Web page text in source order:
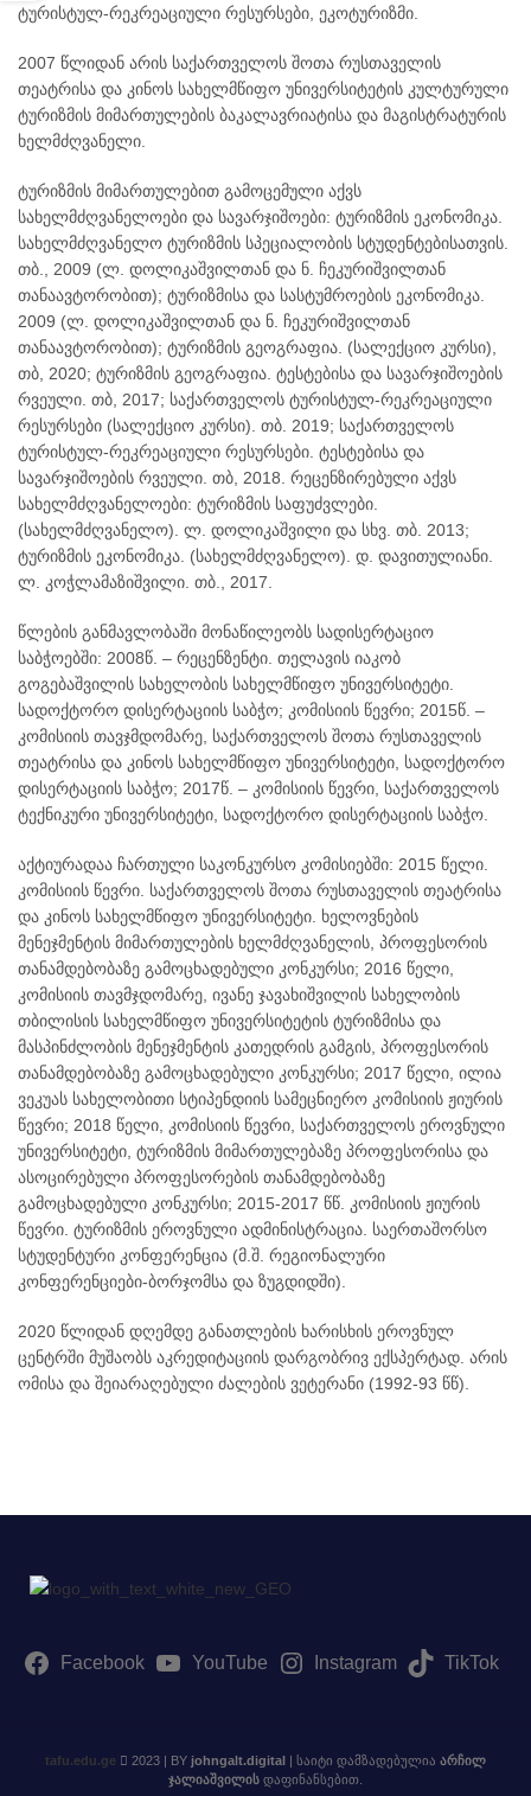
ტურისტულ-რეკრეაციული რესურსები, ეკოტურიზმი.
2007 წლიდან არის საქართველოს შოთა რუსთაველის
თეატრისა და კინოს სახელმწიფო უნივერსიტეტის კულტურული
ტურიზმის მიმართულების ბაკალავრიატისა და მაგისტრატურის
ხელმძღვანელი.
ტურიზმის მიმართულებით გამოცემული აქვს
სახელმძღვანელოები და სავარჯიშოები: ტურიზმის ეკონომიკა.
სახელმძღვანელო ტურიზმის სპეციალობის სტუდენტებისათვის.
თბ., 2009 (ლ. დოლიკაშვილთან და ნ. ჩეკურიშვილთან
თანაავტორობით); ტურიზმისა და სასტუმროების ეკონომიკა.
2009 (ლ. დოლიკაშვილთან და ნ. ჩეკურიშვილთან
თანაავტორობით); ტურიზმის გეოგრაფია. (სალექციო კურსი),
თბ, 2020; ტურიზმის გეოგრაფია. ტესტებისა და სავარჯიშოების
რვეული. თბ, 2017; საქართველოს ტურისტულ-რეკრეაციული
რესურსები (სალექციო კურსი). თბ. 2019; საქართველოს
ტურისტულ-რეკრეაციული რესურსები. ტესტებისა და
სავარჯიშოების რვეული. თბ, 2018. რეცენზირებული აქვს
სახელმძღვანელოები: ტურიზმის საფუძვლები.
(სახელმძღვანელო). ლ. დოლიკაშვილი და სხვ. თბ. 2013;
ტურიზმის ეკონომიკა. (სახელმძღვანელო). დ. დავითულიანი.
ლ. კოჭლამაზიშვილი. თბ., 2017.
წლების განმავლობაში მონაწილეობს სადისერტაციო
საბჭოებში: 2008წ. – რეცენზენტი. თელავის იაკობ
გოგებაშვილის სახელობის სახელმწიფო უნივერსიტეტი.
სადოქტორო დისერტაციის საბჭო; კომისიის წევრი; 2015წ. –
კომისიის თავჯმდომარე, საქართველოს შოთა რუსთაველის
თეატრისა და კინოს სახელმწიფო უნივერსიტეტი, სადოქტორო
დისერტაციის საბჭო; 2017წ. – კომისიის წევრი, საქართველოს
ტექნიკური უნივერსიტეტი, სადოქტორო დისერტაციის საბჭო.
აქტიურადაა ჩართული საკონკურსო კომისიებში: 2015 წელი.
კომისიის წევრი. საქართველოს შოთა რუსთაველის თეატრისა
და კინოს სახელმწიფო უნივერსიტეტი. ხელოვნების
მენეჯმენტის მიმართულების ხელმძღვანელის, პროფესორის
თანამდებობაზე გამოცხადებული კონკურსი; 2016 წელი,
კომისიის თავმჯდომარე, ივანე ჯავახიშვილის სახელობის
თბილისის სახელმწიფო უნივერსიტეტის ტურიზმისა და
მასპინძლობის მენეჯმენტის კათედრის გამგის, პროფესორის
თანამდებობაზე გამოცხადებული კონკურსი; 2017 წელი, ილია
ვეკუას სახელობითი სტიპენდიის სამეცნიერო კომისიის ჟიურის
წევრი; 2018 წელი, კომისიის წევრი, საქართველოს ეროვნული
უნივერსიტეტი, ტურიზმის მიმართულებაზე პროფესორისა და
ასოცირებული პროფესორების თანამდებობაზე
გამოცხადებული კონკურსი; 2015-2017 წწ. კომისიის ჟიურის
წევრი. ტურიზმის ეროვნული ადმინისტრაცია. საერთაშორსო
სტუდენტური კონფერენცია (მ.შ. რეგიონალური
კონფერენციები-ბორჯომსა და ზუგდიდში).
2020 წლიდან დღემდე განათლების ხარისხის ეროვნულ
ცენტრში მუშაობს აკრედიტაციის დარგობრივ ექსპერტად. არის
ომისა და შეიარაღებული ძალების ვეტერანი (1992-93 წწ).
Facebook YouTube Instagram TikTok
tafu.edu.ge 2023 | BY johngalt.digital | საიტი დამზადებულია არჩილ
ჯალიაშვილის დაფინანსებით.